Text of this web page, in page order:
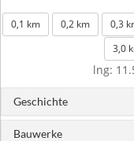
0,1 km 0,2 km 0,3
3,0
lng:
Geschichte
Bauwerke